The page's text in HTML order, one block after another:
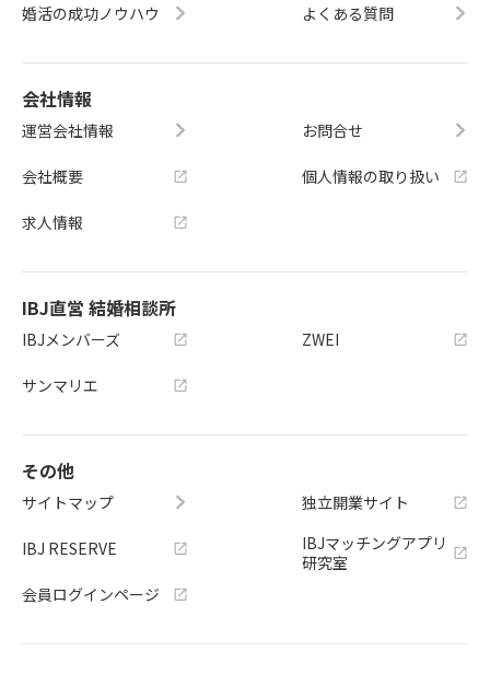
婚活の成功ノウハウ よくある質問
会社情報
運営会社情報
会社概要
求人情報
お問合せ
個人情報の取り扱い
IBJ直営 結婚相談所
IBJメンバーズ
サンマリエ
ZWEI
その他
サイトマップ
IBJ RESERVE
会員ログインページ
独立開業サイト
IBJマッチングアプリ
研究室